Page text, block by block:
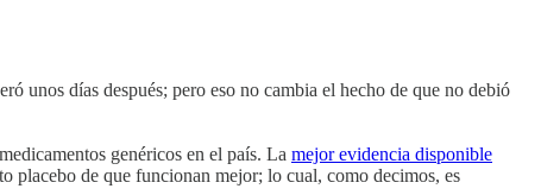
unos días después; pero eso no cambia el hecho de que no debió
genéricos en el país. La mejor evidencia disponible
placebo de que funcionan mejor; lo cual, como decimos, es